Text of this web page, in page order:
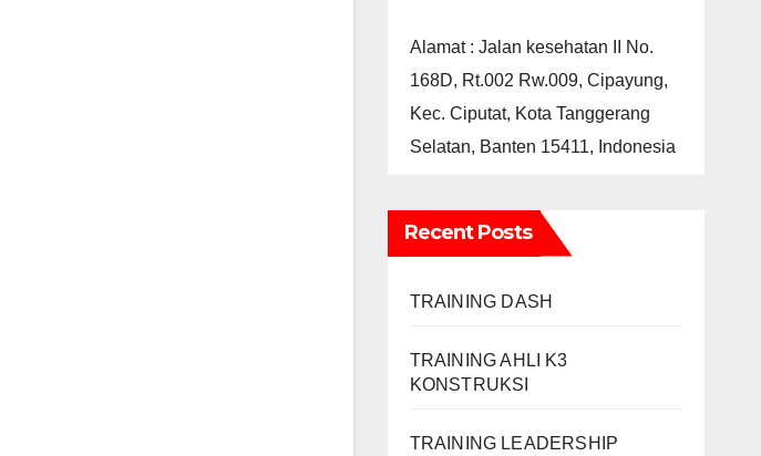
Alamat : Jalan kesehatan II No.
168D, Rt.002 Rw.009, Cipayung,
Kec. Ciputat, Kota Tanggerang
Selatan, Banten 15411, Indonesia
Recent Posts
TRAINING DASH
TRAINING AHLI K3
KONSTRUKSI
TRAINING LEADERSHIP